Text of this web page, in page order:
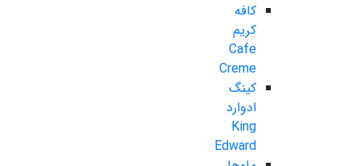
کافه
کریم
Cafe
Creme
کینگ
ادوارد
King
Edward